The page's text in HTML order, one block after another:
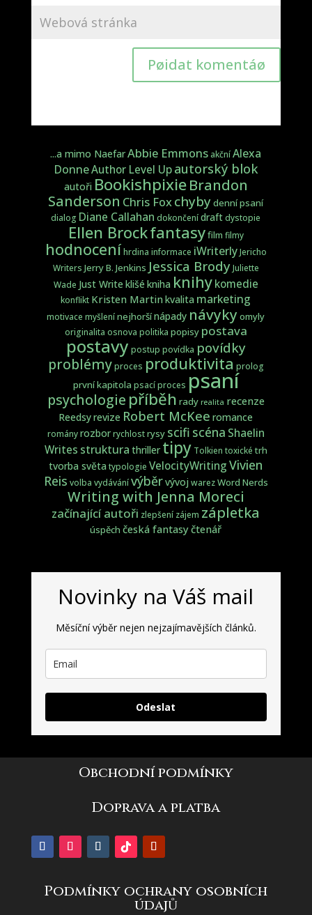
Pøidat komentáø
...a mimo NaefarAbbie Emmons akční Alexa
DonneAuthor Level Upautorský blok
autoři BookishpixieBrandon
Sanderson Chris Foxchybydenní psaní
dialog Diane Callahan dokončení draft dystopie
Ellen Brockfantasyfilm filmy
hodnoceníhrdina informace iWriterlyJericho
Writers Jerry B. Jenkins Jessica BrodyJuliette
Wade Just Write klišé kniha knihykomedie
konflikt Kristen Martinkvalita marketing
motivace myšlení nejhoršínápady návyky omyly
originalita osnova politika popisy postava
postavy postup povídka povídky
problémyproces produktivita prolog
první kapitola psací proces psaní
psychologie příběh rady realita recenze
Reedsyrevize Robert McKee romance
rományrozborrychlostrysy scifi scéna Shaelin
Writes struktura thriller tipy Tolkien toxické trh
tvorba světa typologie VelocityWriting Vivien
Reis volba vydávánívýběrvývoj warezWord Nerds
Writing with Jenna Moreci
začínající autoři zlepšení zájem zápletka
úspěch česká fantasyčtenář
Novinky na Váš mail
Měsíční výběr nejen nejzajímavějších článků.
Odeslat
Obchodní podmínky
Doprava a platba
Podmínky ochrany osobních
údajů